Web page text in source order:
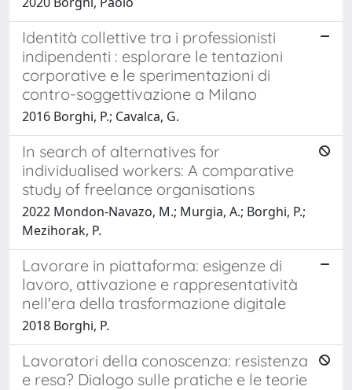
Identità collettive tra i professionisti
indipendenti : esplorare le tentazioni
corporative e le sperimentazioni di
contro-soggettivazione a Milano
2016 Borghi, P.; Cavalca, G.
In search of alternatives for
individualised workers: A comparative
study of freelance organisations
2022 Mondon-Navazo, M.; Murgia, A.; Borghi, P.;
Mezihorak, P.
Lavorare in piattaforma: esigenze di
lavoro, attivazione e rappresentatività
nell'era della trasformazione digitale
2018 Borghi, P.
Lavoratori della conoscenza: resistenza
e resa? Dialogo sulle pratiche e le teorie